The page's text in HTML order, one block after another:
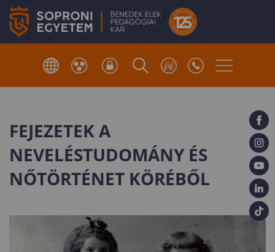
FEJEZETEK A
NEVELÉSTUDOMÁNY ÉS
NŐTÖRTÉNET KÖRÉBŐL